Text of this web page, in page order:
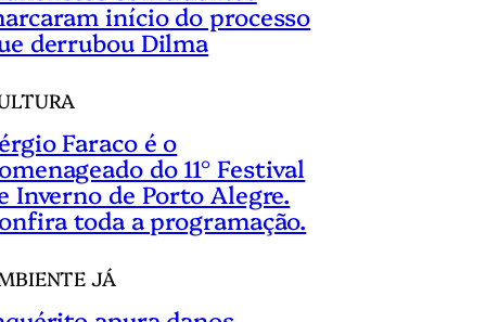
início do processo
derrubou Dilma
Faraco é o
do 11° Festival
Inverno de Porto Alegre.
toda a programação.
JÁ